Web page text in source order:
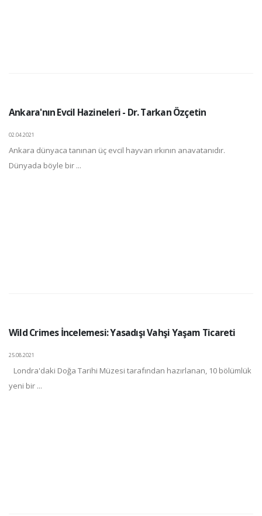
Ankara'nın Evcil Hazineleri - Dr. Tarkan Özçetin
02.04.2021
Ankara dünyaca tanınan üç evcil hayvan ırkının anavatanıdır.
Dünyada böyle bir ...
Wild Crimes İncelemesi: Yasadışı Vahşi Yaşam Ticareti
25.08.2021
Londra'daki Doğa Tarihi Müzesi tarafından hazırlanan, 10 bölümlük
yeni bir ...